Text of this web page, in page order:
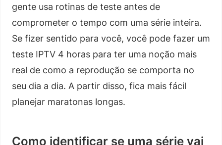
gente usa rotinas de teste antes de
comprometer o tempo com uma série inteira.
Se fizer sentido para você, você pode fazer um
teste IPTV 4 horas para ter uma noção mais
real de como a reprodução se comporta no
seu dia a dia. A partir disso, fica mais fácil
planejar maratonas longas.
Como identificar se uma série vai